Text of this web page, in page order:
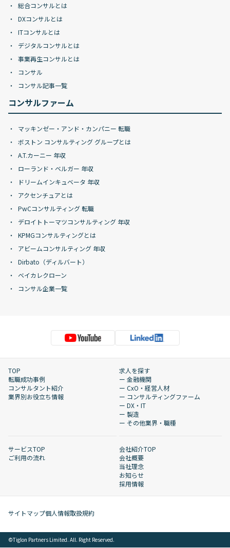
総合コンサルとは
DXコンサルとは
ITコンサルとは
デジタルコンサルとは
事業再生コンサルとは
コンサル
コンサル記事一覧
コンサルファーム
マッキンゼー・アンド・カンパニー 転職
ボストン コンサルティング グループとは
A.T.カーニー 年収
ローランド・ベルガー 年収
ドリームインキュベータ 年収
アクセンチュアとは
PwCコンサルティング 転職
デロイトトーマツコンサルティング 年収
KPMGコンサルティングとは
アビームコンサルティング 年収
Dirbato（ディルバート）
ベイカレクローン
コンサル企業一覧
TOP
転職成功事例
コンサルタント紹介
業界別お役立ち情報
求人を探す
ー 金融機関
ー CxO・経営人材
ー コンサルティングファーム
ー DX・IT
ー 製造
ー その他業界・職種
サービスTOP
ご利用の流れ
会社紹介TOP
会社概要
当社理念
お知らせ
採用情報
サイトマップ個人情報取扱規約
©︎Tiglon Partners Limited. All. Right Reserved.